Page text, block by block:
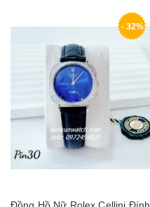
- 32%
Đồng Hồ Nữ Rolex Cellini Đính